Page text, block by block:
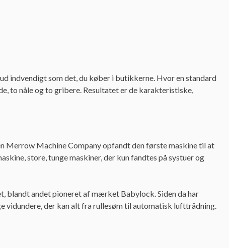
indvendigt som det, du køber i butikkerne. Hvor en standard
to nåle og to gribere. Resultatet er de karakteristiske,
Machine Company opfandt den første maskine til at
store, tunge maskiner, der kun fandtes på systuer og
blandt andet pioneret af mærket Babylock. Siden da har
der kan alt fra rullesøm til automatisk lufttrådning.